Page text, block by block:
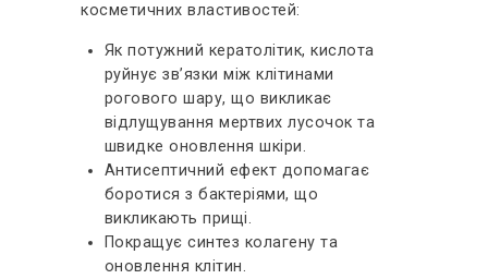
косметичних властивостей:
Як потужний кератолітик, кислота
руйнує зв’язки між клітинами
рогового шару, що викликає
відлущування мертвих лусочок та
швидке оновлення шкіри.
Антисептичний ефект допомагає
боротися з бактеріями, що
викликають прищі.
Покращує синтез колагену та
оновлення клітин.